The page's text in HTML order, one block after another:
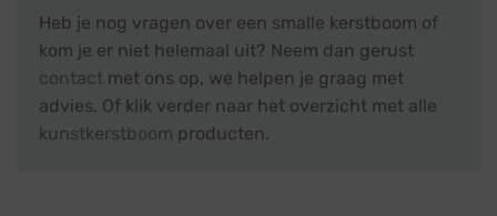
Heb je nog vragen over een smalle kerstboom of
kom je er niet helemaal uit? Neem dan gerust
contact met ons op, we helpen je graag met
advies. Of klik verder naar het overzicht met alle
kunstkerstboom producten.